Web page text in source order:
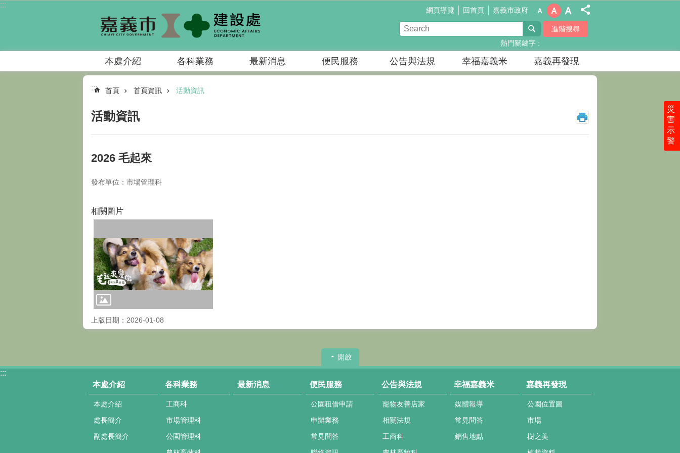
跳到主要內容區塊
災
害
示
警
:::
網頁導覽 回首頁 嘉義市政府
進階搜尋
熱門關鍵字
本處介紹 各科業務 最新消息 便民服務 公告與法規 幸福嘉義米 嘉義再發現
::: 首頁 首頁資訊 活動資訊
活動資訊 _
2026 毛起來
發布單位：市場管理科
相關圖片
上版日期：2026-01-08
開啟
:::
本處介紹
本處介紹
處長簡介
副處長簡介
各科業務
工商科
市場管理科
公園管理科
最新消息 便民服務
公園租借申請
申辦業務
常見問答
公告與法規
寵物友善店家
相關法規
工商科
幸福嘉義米
媒體報導
常見問答
銷售地點
嘉義再發現
公園位置圖
市場
樹之美